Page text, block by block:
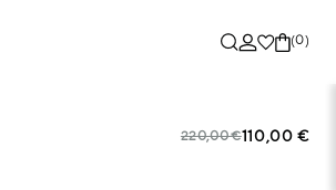
(0)
220,00 €110,00 €